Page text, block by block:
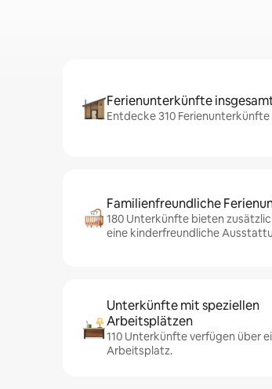
Ferienunterkünfte
Entdecke 310
Familienfreundliche
180 Unterkünfte bieten
eine kinderfreundliche
Unterkünfte mit speziellen
Arbeitsplätzen
110 Unterkünfte verfügen über
Arbeitsplatz.